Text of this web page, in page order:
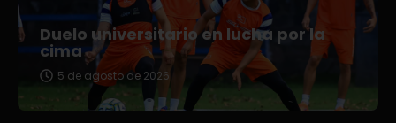
Duelo universitario en lucha por la
cima
5 de agosto de 2026